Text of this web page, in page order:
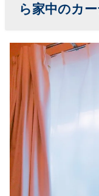
る家事お手伝
シスタント
› 3歳児にでき
い⑥家中の掃
除
› おわりに
ら家中のカ